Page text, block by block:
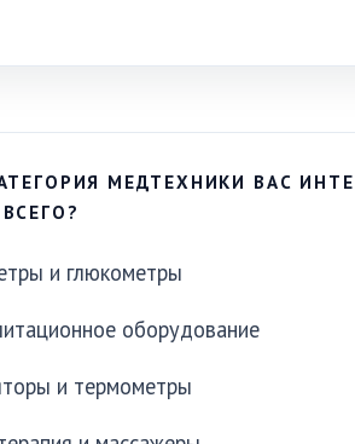
МЕДТЕХНИКИ ВАС
и глюкометры
оборудование
и термометры